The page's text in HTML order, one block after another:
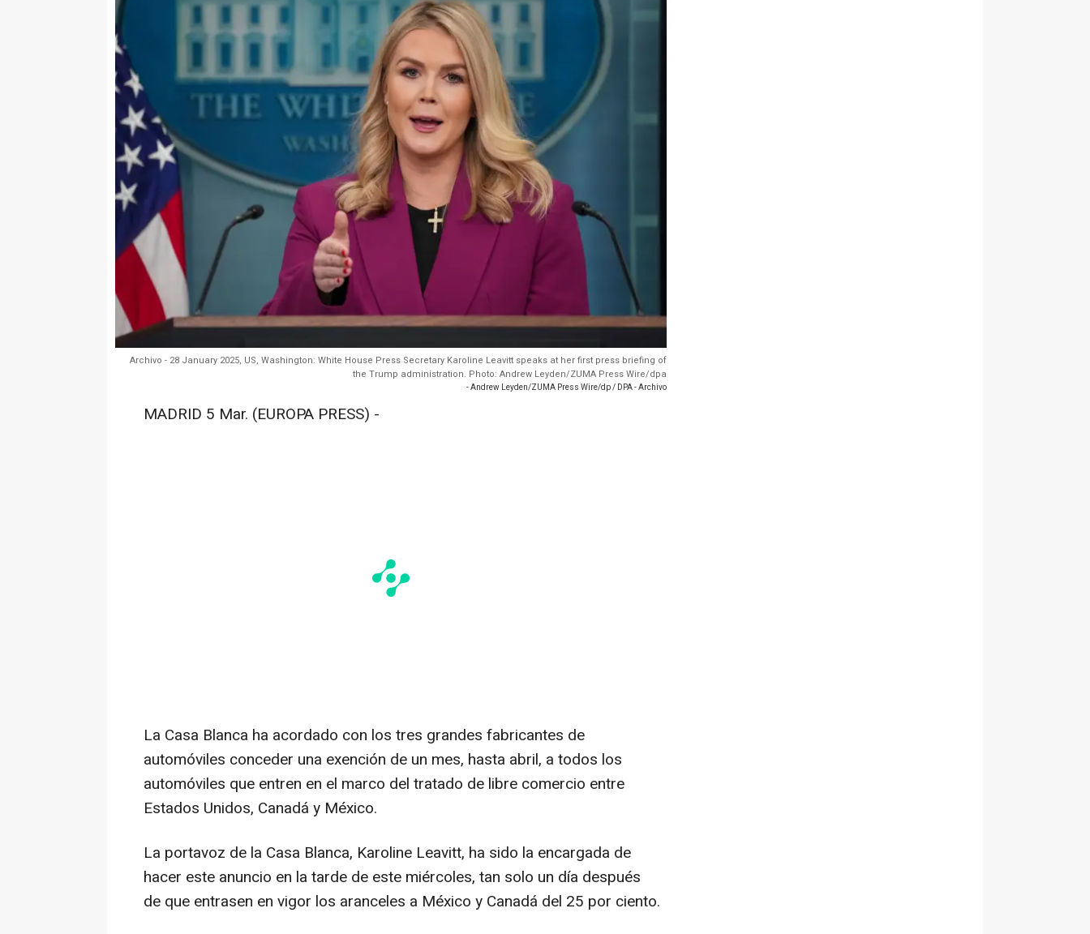
Archivo - 28 January 2025, US, Washington: White House Press Secretary Karoline Leavitt speaks at her first press briefing of
the Trump administration. Photo: Andrew Leyden/ZUMA Press Wire/dpa
- Andrew Leyden/ZUMA Press Wire/dp / DPA - Archivo
MADRID 5 Mar. (EUROPA PRESS) -
La Casa Blanca ha acordado con los tres grandes fabricantes de
automóviles conceder una exención de un mes, hasta abril, a todos los
automóviles que entren en el marco del tratado de libre comercio entre
Estados Unidos, Canadá y México.
La portavoz de la Casa Blanca, Karoline Leavitt, ha sido la encargada de
hacer este anuncio en la tarde de este miércoles, tan solo un día después
de que entrasen en vigor los aranceles a México y Canadá del 25 por ciento.